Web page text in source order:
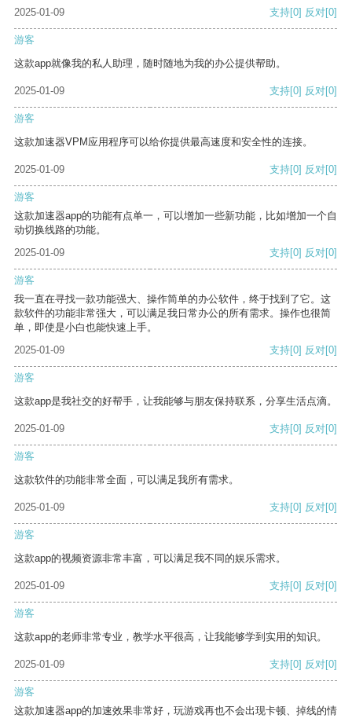
2025-01-09
支持[0] 反对[0]
游客
这款app就像我的私人助理，随时随地为我的办公提供帮助。
2025-01-09 支持[0] 反对[0]
游客
这款加速器VPM应用程序可以给你提供最高速度和安全性的连接。
2025-01-09 支持[0] 反对[0]
游客
这款加速器app的功能有点单一，可以增加一些新功能，比如增加一个自
动切换线路的功能。
2025-01-09
支持[0] 反对[0]
游客
我一直在寻找一款功能强大、操作简单的办公软件，终于找到了它。这
款软件的功能非常强大，可以满足我日常办公的所有需求。操作也很简
单，即使是小白也能快速上手。
2025-01-09
支持[0] 反对[0]
游客
这款app是我社交的好帮手，让我能够与朋友保持联系，分享生活点滴。
2025-01-09 支持[0] 反对[0]
游客
这款软件的功能非常全面，可以满足我所有需求。
2025-01-09 支持[0] 反对[0]
游客
这款app的视频资源非常丰富，可以满足我不同的娱乐需求。
2025-01-09 支持[0] 反对[0]
游客
这款app的老师非常专业，教学水平很高，让我能够学到实用的知识。
2025-01-09 支持[0] 反对[0]
游客
这款加速器app的加速效果非常好，玩游戏再也不会出现卡顿、掉线的情